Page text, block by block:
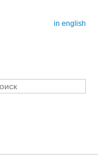
in english